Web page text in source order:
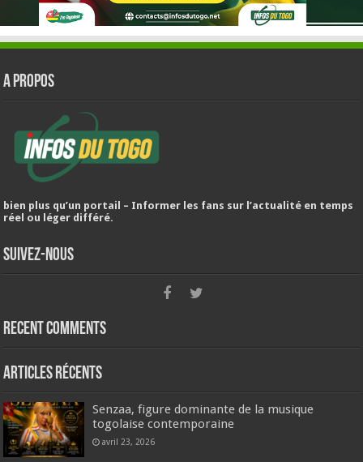
A PROPOS
bien plus qu’un portail – Informer les fans sur l’actualité en temps
réel ou léger différé.
Suivez-nous
Recent Comments
Articles récents
Senzaa, figure dominante de la musique
togolaise contemporaine
avril 23, 2026